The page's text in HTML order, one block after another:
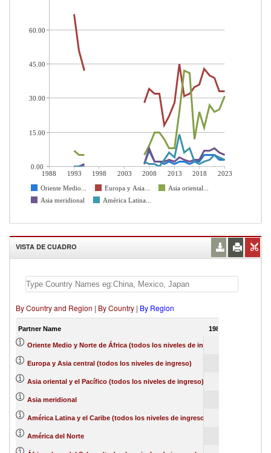
1988 1993 1998 2003 2008 2013 2018
2023
Oriente Medio...
Europa y Asia...
Asia oriental...
Asia meridional
América Latina...
60.00
45.00
30.00
15.00
0.00
VISTA DE CUADRO
By Country and Region | By Country | By Region
Partner Name 1988
Oriente Medio y Norte de África (todos los niveles de ingreso)
Europa y Asia central (todos los niveles de ingreso)
Asia oriental y el Pacífico (todos los niveles de ingreso)
Asia meridional
América Latina y el Caribe (todos los niveles de ingreso)
América del Norte